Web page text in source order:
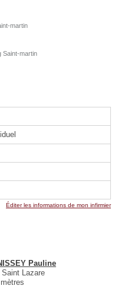
martin
Saint-martin
Éditer les informations de mon infirmier
Pauline
Saint Lazare